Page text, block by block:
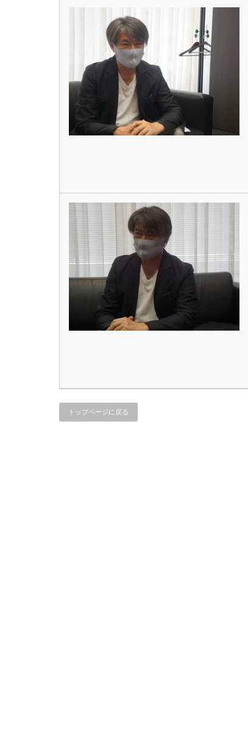
トップページに戻る